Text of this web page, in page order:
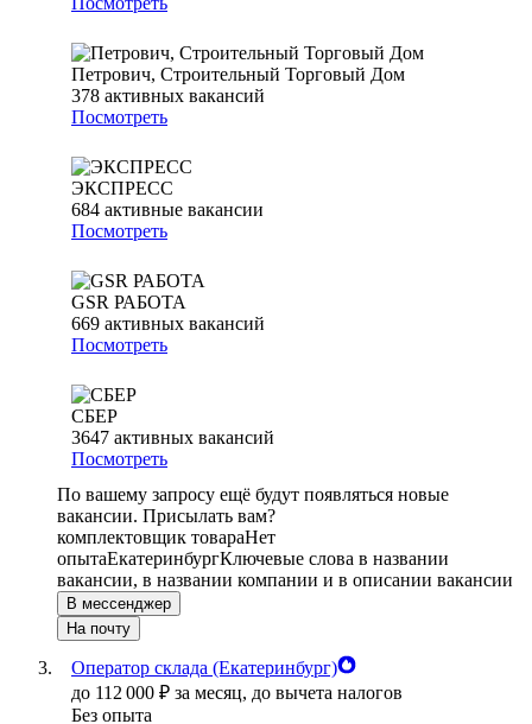
Петрович, Строительный Торговый Дом
378 активных вакансий
Посмотреть
ЭКСПРЕСС
684 активные вакансии
Посмотреть
GSR РАБОТА
669 активных вакансий
Посмотреть
СБЕР
3647 активных вакансий
Посмотреть
По вашему запросу ещё будут появляться новые
вакансии. Присылать вам?
комплектовщик товараНет
опытаЕкатеринбургКлючевые слова в названии
вакансии, в названии компании и в описании вакансии
В мессенджер
На почту
Оператор склада (Екатеринбург)
до 112 000 ₽ за месяц, до вычета налогов
Без опыта